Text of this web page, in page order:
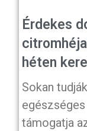
Érdekes
héten
Sokan
támogatja